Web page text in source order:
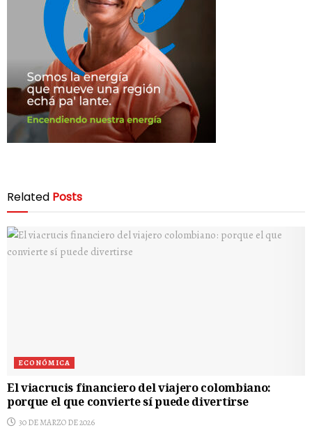
Related Posts
ECONÓMICA
El viacrucis financiero del viajero colombiano:
porque el que convierte sí puede divertirse
30 DE MARZO DE 2026